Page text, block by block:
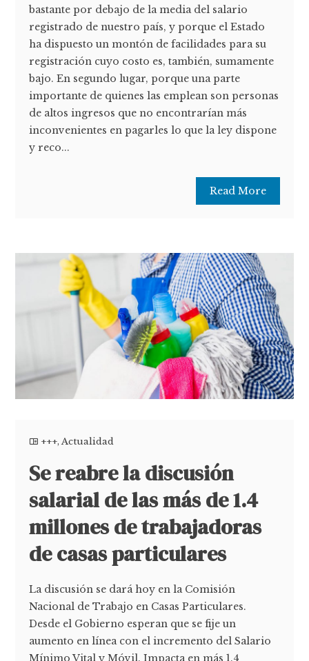
bastante por debajo de la media del salario
registrado de nuestro país, y porque el Estado
ha dispuesto un montón de facilidades para su
registración cuyo costo es, también, sumamente
bajo. En segundo lugar, porque una parte
importante de quienes las emplean son personas
de altos ingresos que no encontrarían más
inconvenientes en pagarles lo que la ley dispone
y reco...
Read More
+++,Actualidad
Se reabre la discusión
salarial de las más de 1.4
millones de trabajadoras
de casas particulares
La discusión se dará hoy en la Comisión
Nacional de Trabajo en Casas Particulares.
Desde el Gobierno esperan que se fije un
aumento en línea con el incremento del Salario
Mínimo Vital y Móvil. Impacta en más 1.4